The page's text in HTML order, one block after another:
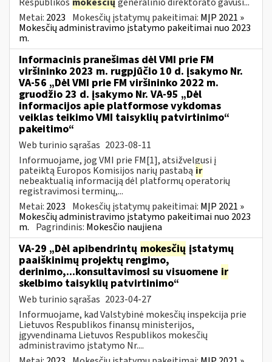
Metai: 2023 Mokesčių įstatymų pakeitimai: MĮP 2021 »
Mokesčių administravimo įstatymo pakeitimai nuo 2023
m.
Informacinis pranešimas dėl VMI prie FM
viršininko 2023 m. rugpjūčio 10 d. įsakymo Nr.
VA-56 „Dėl VMI prie FM viršininko 2022 m.
gruodžio 23 d. įsakymo Nr. VA-95 „Dėl
informacijos apie platformose vykdomas
veiklas teikimo VMI taisyklių patvirtinimo“
pakeitimo“
Web turinio sąrašas 2023-08-11
Informuojame, jog VMI prie FM[1], atsižvelgusi į
pateiktą Europos Komisijos narių pastabą ir
nebeaktualią informaciją dėl platformų operatorių
registravimosi terminų,...
Metai: 2023 Mokesčių įstatymų pakeitimai: MĮP 2021 »
Mokesčių administravimo įstatymo pakeitimai nuo 2023
m. Pagrindinis: Mokesčio naujiena
VA-29 „Dėl apibendrintų mokesčių įstatymų
paaiškinimų projektų rengimo,
derinimo,...konsultavimosi su visuomene ir
skelbimo taisyklių patvirtinimo“
Web turinio sąrašas 2023-04-27
Informuojame, kad Valstybinė mokesčių inspekcija prie
Lietuvos Respublikos finansų ministerijos,
įgyvendinama Lietuvos Respublikos mokesčių
administravimo įstatymo Nr....